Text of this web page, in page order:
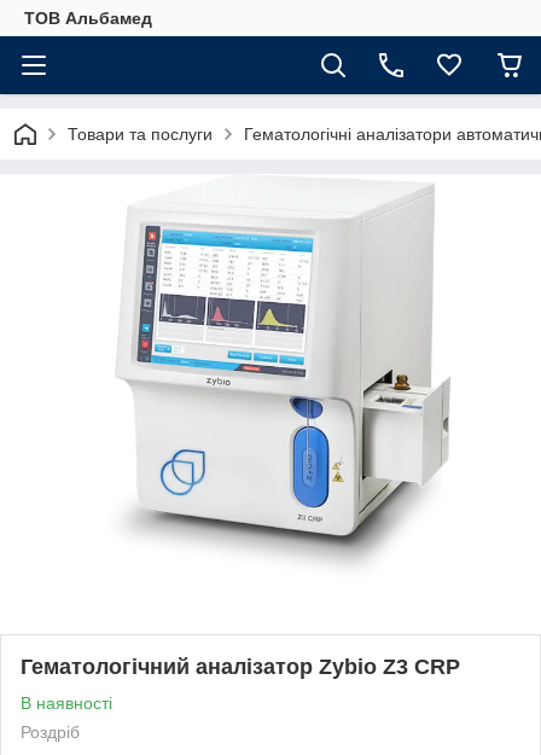
ТОВ Альбамед
Товари та послуги Гематологічні аналізатори
Гематологічний аналізатор Zybio Z3 CRP
В наявності
Роздріб